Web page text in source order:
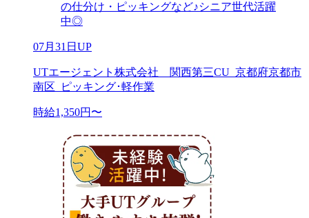
の仕分け・ピッキングなど♪シニア世代活躍
中◎
07月31日UP
UTエージェント株式会社 関西第三CU_京都府京都市
南区_ピッキング･軽作業
時給1,350円〜